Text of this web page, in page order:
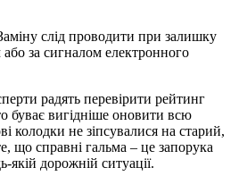
слід проводити при залишку
за сигналом електронного
радять перевірити рейтинг
буває вигідніше оновити всю
колодки не зіпсувалися на старий,
що справні гальма – це запорука
якій дорожній ситуації.